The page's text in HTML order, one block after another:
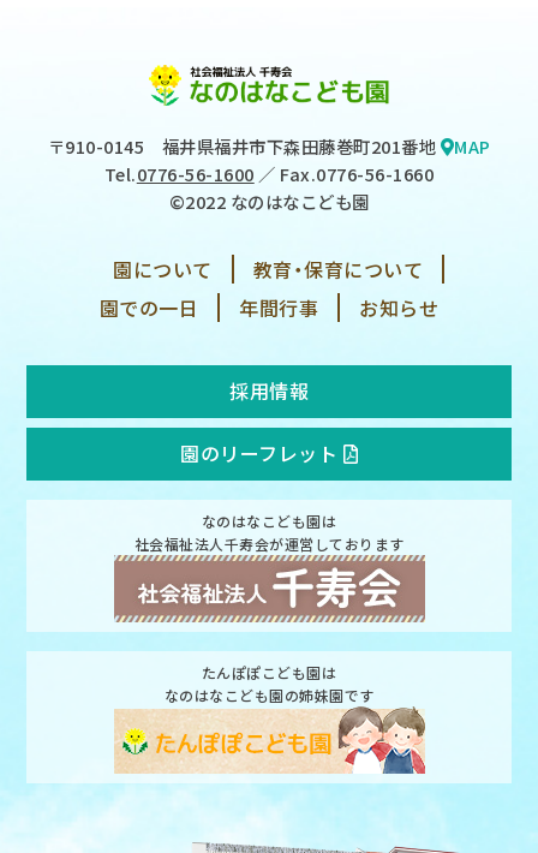
〒910-0145 福井県福井市下森田藤巻町201番地
MAP
Tel.0776-56-1600 ／ Fax.0776-56-1660
©2022 なのはなこども園
園について
教育・保育について
園での一日
年間行事 お知らせ
採用情報
園のリーフレット
なのはなこども園は
社会福祉法人千寿会が運営しております
たんぽぽこども園は
なのはなこども園の姉妹園です